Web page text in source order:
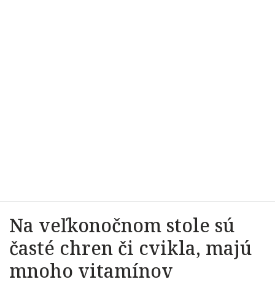
Na veľkonočnom stole sú
časté chren či cvikla, majú
mnoho vitamínov